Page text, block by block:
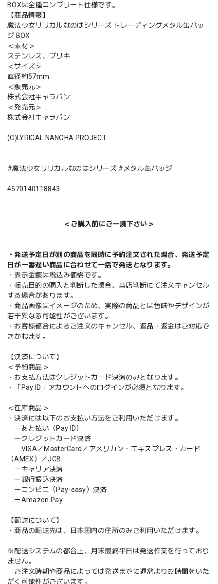
BOXは全種コンプリート仕様です。
【商品情報】
魔法少女リリカルなのはシリーズ トレーディングメタル缶バッ
ジ BOX
＜素材＞
ステンレス、ブリキ
＜サイズ＞
直径約57mm
＜販売元＞
株式会社キャラバン
＜発売元＞
株式会社キャラバン
(C)LYRICAL NANOHA PROJECT
#魔法少女リリカルなのはシリーズ #メタル缶バッジ
4570140118843
＜ご購入前にご一読下さい＞
・発送予定日が別の商品を同時に予約注文された場合、発送予定
日が一番遅い商品に合わせて一括で発送となります。
・表示金額は税込み価格です。
・転売目的の購入と判断した場合、当店判断にて注文キャンセル
する場合があります。
・商品画像はイメージのため、実際の商品とは色味やデザインが
若干異なる可能性がございます。
・お客様都合によるご注文のキャンセル、返品・返金はご対応で
きかねます。
【決済について】
＜予約商品＞
・お支払方法はクレジットカード決済のみとなります。
・「Pay ID」アカウントへのログインが必須となります。
＜在庫商品＞
・決済には以下のお支払い方法をご利用いただけます。
ーあと払い（Pay ID）
ークレジットカード決済
VISA／MasterCard／アメリカン・エキスプレス・カード
（AMEX）／JCB
ーキャリア決済
ー銀行振込決済
ーコンビニ（Pay-easy）決済
ーAmazon Pay
【配送について】
・商品の配送先は、日本国内の住所のみご利用いただけます。
※配送システムの都合上、月末最終平日は発送作業を行っており
ません。
ご注文時期や商品によっては発送までに通常よりお時間をいた
だく可能性がございます。